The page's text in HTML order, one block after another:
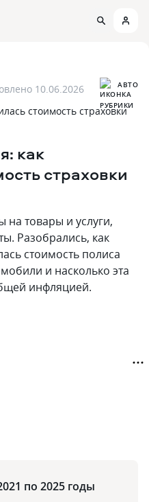
10.06.2026 АВТО
как
страховки
на товары и услуги,
Разобрались, как
стоимость полиса
и насколько эта
инфляцией.
по 2025 годы